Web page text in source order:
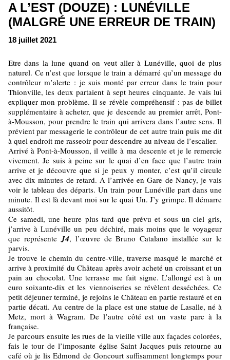
A L’EST (DOUZE) : LUNÉVILLE
(MALGRÉ UNE ERREUR DE TRAIN)
18 juillet 2021
Etre dans la lune quand on veut aller à Lunéville, quoi de plus
naturel. Ce n’est que lorsque le train a démarré qu’un message du
contrôleur m’alerte : je suis monté par erreur dans le train pour
Thionville, les deux partaient à sept heures cinquante. Je vais lui
expliquer mon problème. Il se révèle compréhensif : pas de billet
supplémentaire à acheter, que je descende au premier arrêt, Pont-
à-Mousson, pour prendre le train qui arrivera dans l’autre sens. Il
prévient par messagerie le contrôleur de cet autre train puis me dit
à quel endroit me rasseoir pour descendre au niveau de l’escalier.
Arrivé à Pont-à-Mousson, il veille à ma descente et je le remercie
vivement. Je suis à peine sur le quai d’en face que l’autre train
arrive et je découvre que si je peux y monter, c’est qu’il circule
avec dix minutes de retard. A l’arrivée en Gare de Nancy, je vais
voir le tableau des départs. Un train pour Lunéville part dans une
minute. Il est là devant moi sur le quai Un. J’y grimpe. Il démarre
aussitôt.
Ce samedi, une heure plus tard que prévu et sous un ciel gris,
j’arrive à Lunéville un peu déchiré, mais moins que le voyageur
que représenteJ4, l’œuvre de Bruno Catalano installée sur le
parvis.
Je trouve le chemin du centre-ville, traverse masqué le marché et
arrive à proximité du Château après avoir acheté un croissant et un
pain au chocolat. Une terrasse me fait signe. L’allongé est à un
euro soixante-dix et les viennoiseries se révèlent desséchées. Ce
petit déjeuner terminé, je rejoins le Château en partie restauré et en
partie décati. Au centre de la place est une statue de Lasalle, né à
Metz, mort à Wagram. De l’autre côté est un vaste parc à la
française.
Je parcours ensuite les rues de la vieille ville aux façades colorées,
fais le tour de l’imposante église Saint Jacques puis retourne au
café où je lis Edmond de Goncourt suffisamment longtemps pour